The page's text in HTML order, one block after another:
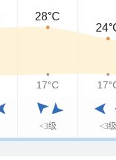
<3级 <3级
28°C
17°C